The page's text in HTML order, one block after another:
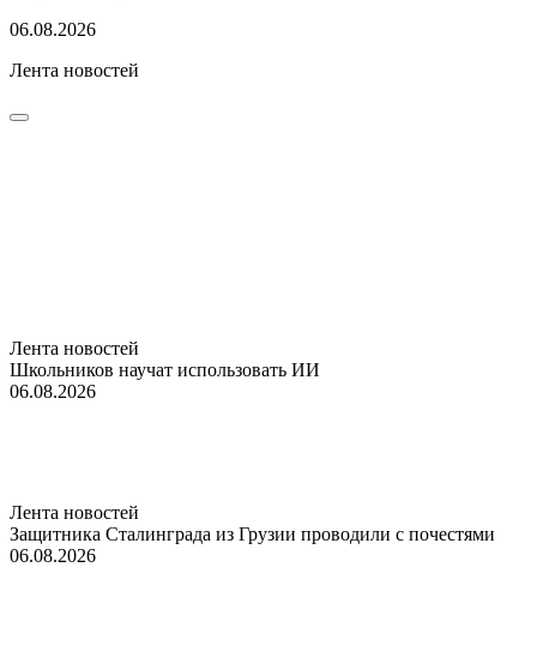
06.08.2026
Лента новостей
Лента новостей
Школьников научат использовать ИИ
06.08.2026
Лента новостей
Защитника Сталинграда из Грузии проводили с почестями
06.08.2026